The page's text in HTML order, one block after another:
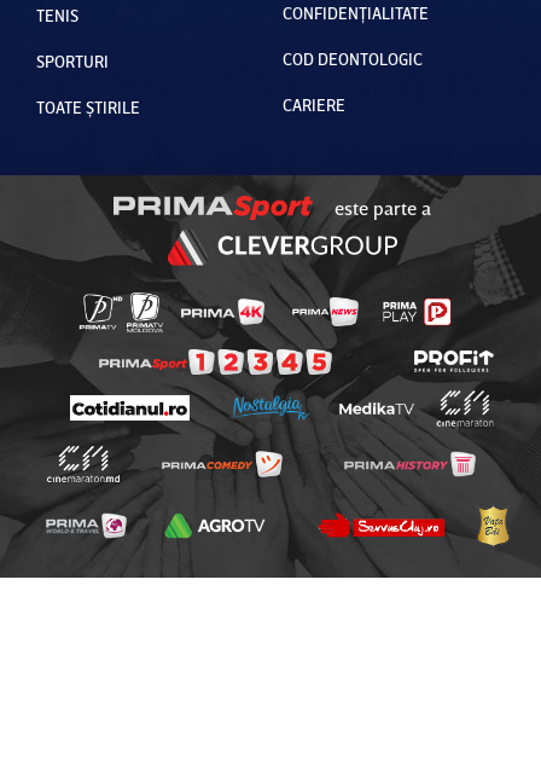
TENIS
SPORTURI
TOATE ȘTIRILE
CONFIDENȚIALITATE
COD DEONTOLOGIC
CARIERE
este parte a